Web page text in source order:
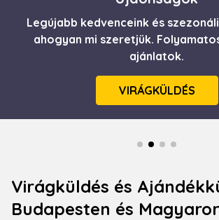
Itt a nyár! Frissesség, üdeség
Minőségi, gyors virágküldés
szállítva.
RÉSZLETEK
Legújabb kedvenceink és
ahogyan mi szeretjük.
ajánlatok.
VIRÁGKÜLDÉS
Virágküldés és
Budapesten és